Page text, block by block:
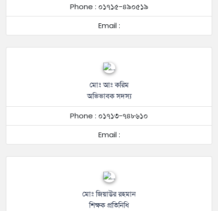
Phone : ০১৭১৫-৪৯০৫১৯
Email :
মোঃ আঃ করিম
অভিভাবক সদস্য
Phone : ০১৭১৩-৭৪৮৬১০
Email :
মোঃ জিয়াউর রহমান
শিক্ষক প্রতিনিধি